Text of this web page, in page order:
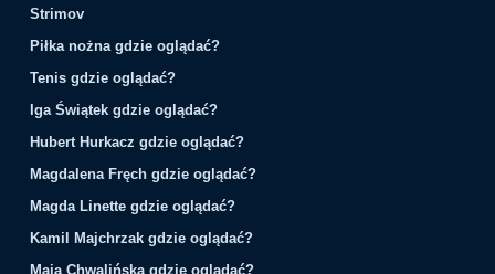
Strimov
Piłka nożna gdzie oglądać?
Tenis gdzie oglądać?
Iga Świątek gdzie oglądać?
Hubert Hurkacz gdzie oglądać?
Magdalena Fręch gdzie oglądać?
Magda Linette gdzie oglądać?
Kamil Majchrzak gdzie oglądać?
Maja Chwalińska gdzie oglądać?